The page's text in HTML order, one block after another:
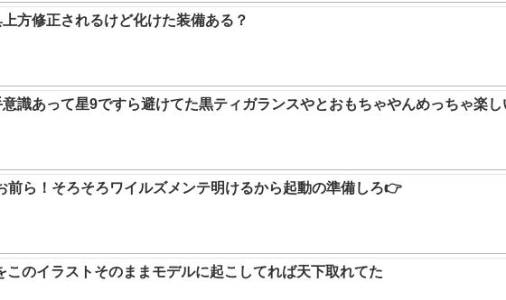
上方修正されるけど化けた装備ある？
意識あって星9ですら避けてた黒ティガランスやとおもちゃやんめっちゃ楽し
前ら！そろそろワイルズメンテ明けるから起動の準備しろ👉
このイラストそのままモデルに起こしてれば天下取れてた